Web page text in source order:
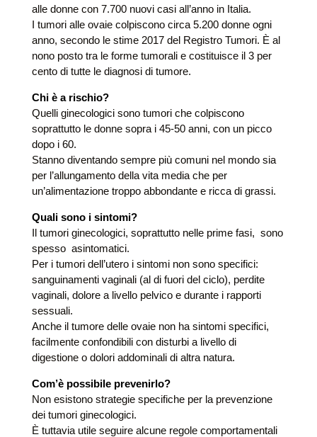
alle donne con 7.700 nuovi casi all’anno in Italia.
I tumori alle ovaie colpiscono circa 5.200 donne ogni
anno, secondo le stime 2017 del Registro Tumori. È al
nono posto tra le forme tumorali e costituisce il 3 per
cento di tutte le diagnosi di tumore.
Chi è a rischio?
Quelli ginecologici sono tumori che colpiscono
soprattutto le donne sopra i 45-50 anni, con un picco
dopo i 60.
Stanno diventando sempre più comuni nel mondo sia
per l’allungamento della vita media che per
un’alimentazione troppo abbondante e ricca di grassi.
Quali sono i sintomi?
Il tumori ginecologici, soprattutto nelle prime fasi, sono
spesso asintomatici.
Per i tumori dell’utero i sintomi non sono specifici:
sanguinamenti vaginali (al di fuori del ciclo), perdite
vaginali, dolore a livello pelvico e durante i rapporti
sessuali.
Anche il tumore delle ovaie non ha sintomi specifici,
facilmente confondibili con disturbi a livello di
digestione o dolori addominali di altra natura.
Com’è possibile prevenirlo?
Non esistono strategie specifiche per la prevenzione
dei tumori ginecologici.
È tuttavia utile seguire alcune regole comportamentali